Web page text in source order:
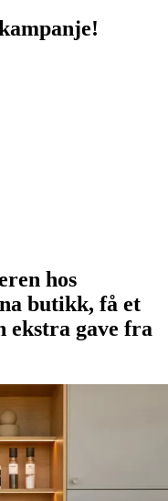
hos
butikk, få et
ekstra gave fra